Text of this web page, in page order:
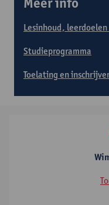
Lesinhoud,
Studieprogramma
Toelating en